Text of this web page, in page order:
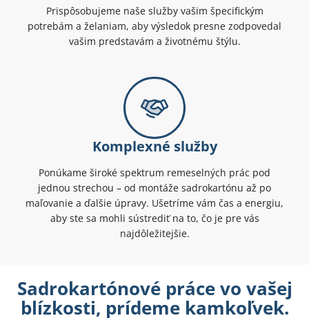
Prispôsobujeme naše služby vašim špecifickým
potrebám a želaniam, aby výsledok presne zodpovedal
vašim predstavám a životnému štýlu.
Komplexné služby
Ponúkame široké spektrum remeselných prác pod
jednou strechou – od montáže sadrokartónu až po
maľovanie a ďalšie úpravy. Ušetríme vám čas a energiu,
aby ste sa mohli sústrediť na to, čo je pre vás
najdôležitejšie.
Sadrokartónové práce vo vašej
blízkosti, prídeme kamkoľvek.